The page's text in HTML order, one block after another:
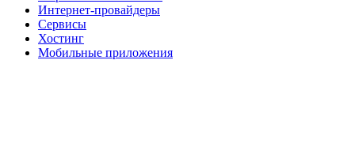
Интернет-провайдеры
Сервисы
Хостинг
Мобильные приложения